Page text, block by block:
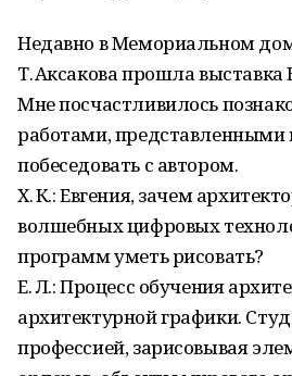
Недавно в Мемориальном
Т. Аксакова прошла выставка
Мне посчастливилось
работами, представленными
побеседовать с автором.
Х. К.: Евгения, зачем
волшебных цифровых
программ уметь рисовать?
Е. Л.: Процесс обучения
архитектурной графики.
профессией, зарисовывая